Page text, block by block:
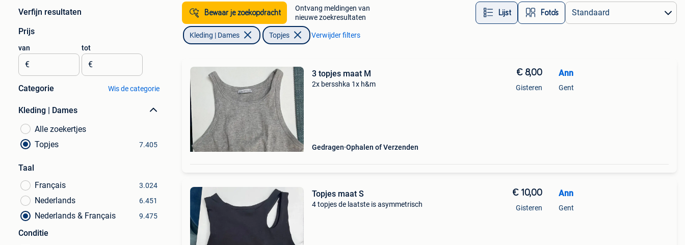
Verfijn resultaten
Prijs
van
€
tot
€
Categorie Wis de categorie
Kleding | Dames
Alle zoekertjes
Topjes
7.405
Taal
Français
3.024
Nederlands 6.451
Nederlands & Français 9.475
Conditie
Bewaar je zoekopdracht
Ontvang meldingen van
nieuwe zoekresultaten
Lijst Foto’s
Kleding | Dames Topjes Verwijder filters
3 topjes maat M
2x bersshka 1x h&m
Gedragen Ophalen of Verzenden
€ 8,00
Gisteren
Ann
Gent
Topjes maat S
4 topjes de laatste is asymmetrisch
€ 10,00
Gisteren
Ann
Gent